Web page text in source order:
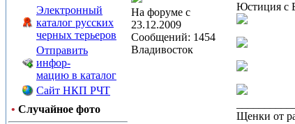
Электронный
каталог русских
черных терьеров
Отправить
инфор-
мацию в каталог
Сайт НКП РЧТ
• Случайное фото
На форуме с
23.12.2009
Сообщений: 1454
Владивосток
Юстиция с
Щенки от